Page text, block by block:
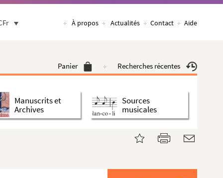
À propos Actualités Contact Aide
Panier Recherches récentes
Manuscrits et
Archives
Sources
musicales